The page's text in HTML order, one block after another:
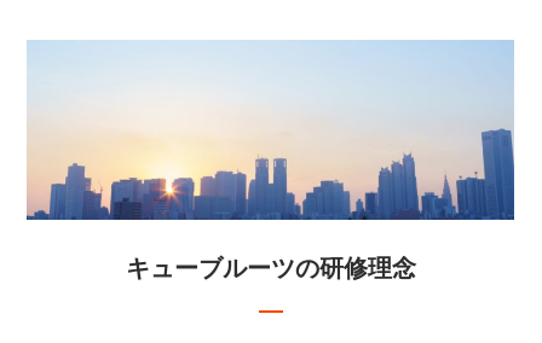
キューブルーツの研修理念